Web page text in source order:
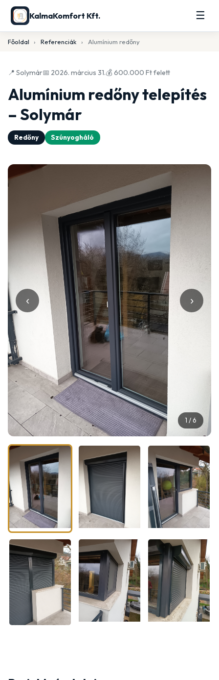
KalmaKomfort Kft. ☰
Főoldal › Referenciák › Alumínium redőny
📍 Solymár📅 2026. március 31.💰 600.000 Ft felett
Alumínium redőny telepítés
– Solymár
Redőny Szúnyogháló
‹ ›
1 / 6